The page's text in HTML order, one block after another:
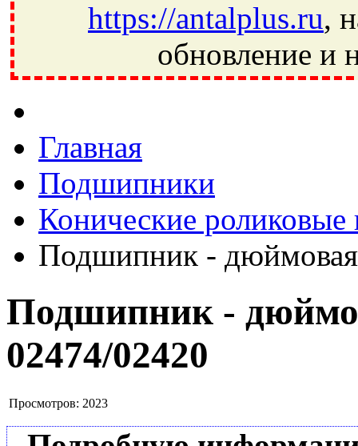
https://antalplus.ru,
обновление и
Ивантеевка, подшипники, пневматика, метизы, техника,
Главная
Подшипники
Конические
Подшипник - дюймовая
Подшипник -
02474/02420
Просмотров: 2023